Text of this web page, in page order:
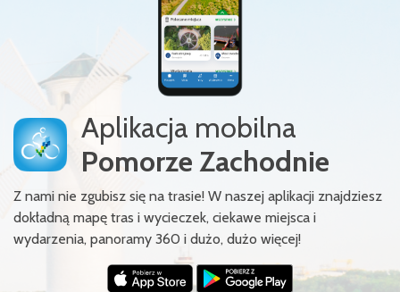
Aplikacja mobilna
Pomorze Zachodnie
Z nami nie zgubisz się na trasie! W naszej aplikacji znajdziesz
dokładną mapę tras i wycieczek, ciekawe miejsca i
wydarzenia, panoramy 360 i dużo, dużo więcej!